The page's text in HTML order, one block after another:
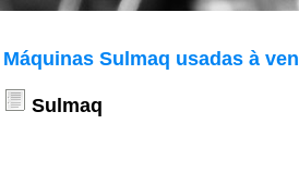
Máquinas Sulmaq usadas à
Sulmaq